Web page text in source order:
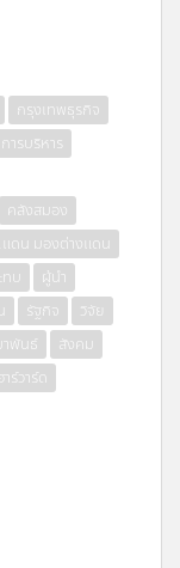
กรุงเทพธุรกิจ
การบริหาร
คลังสมอง
ดน มองต่างแดน
ทบ
ผู้นำ
รัฐกิจ
วิจัย
พันธ์
สังคม
าร์วาร์ด